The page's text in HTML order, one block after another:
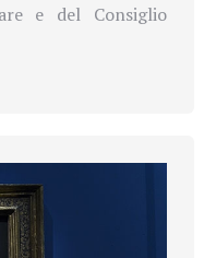
e del Consiglio